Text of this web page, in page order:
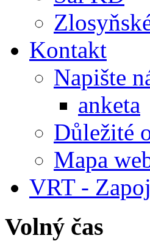
Kontakt
Napište
anketa
Důležité
Mapa
VRT -
Volný čas